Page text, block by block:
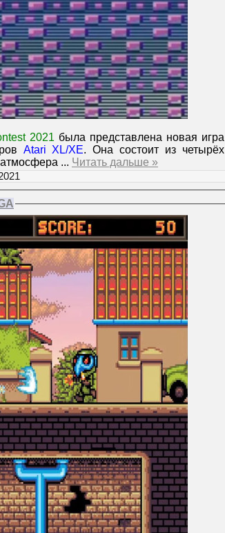
2021 была представлена новая игра
Atari XL/XE. Она состоит из четырёх
... Читать дальше »